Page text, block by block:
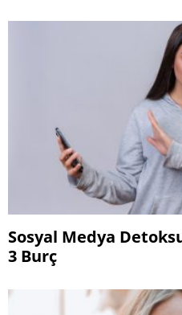
Sosyal Medya
3 Burç